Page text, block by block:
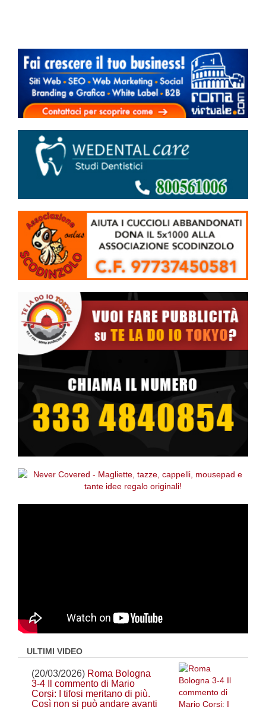
ULTIMI VIDEO
(20/03/2026) Roma Bologna
3-4 Il commento di Mario
Corsi: I tifosi meritano di più.
Così non si può andare avanti